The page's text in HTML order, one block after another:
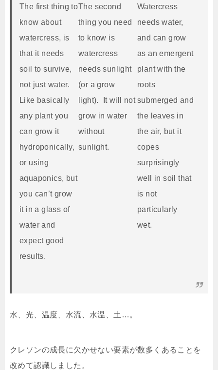
The first thing to
know about
watercress, is
that it needs
soil to survive,
not just water.
Like basically
any plant you
can grow it
hydroponically,
or using
aquaponics, but
you can’t grow
it in a glass of
water and
expect good
results.
The second
thing you need
to know is
watercress
needs sunlight
(or a grow
light). It will not
grow in water
without
sunlight.
Watercress
needs water,
and can grow
as an emergent
plant with the
roots
submerged and
the leaves in
the air, but it
copes
surprisingly
well in soil that
is not
particularly
wet.
水、光、温度、水流、水温、土…。
クレソンの成長に欠かせない要素が数多くあることを
改めて認識しました。